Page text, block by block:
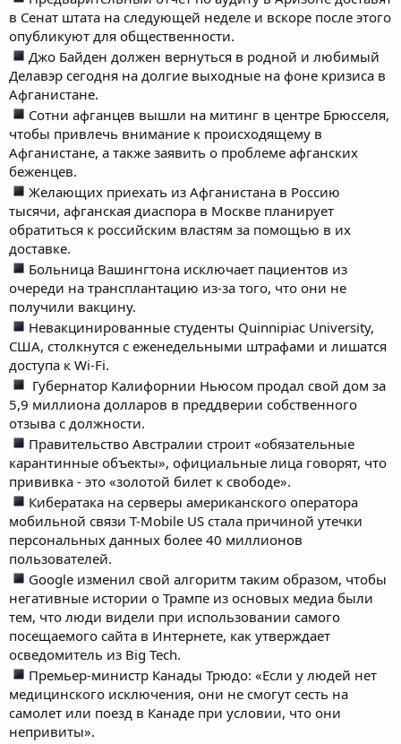
в Сенат штата на следующей неделе и вскоре после этого
опубликуют для общественности.
Джо Байден должен вернуться в родной и любимый
Делавэр сегодня на долгие выходные на фоне кризиса в
Афганистане.
Сотни афганцев вышли на митинг в центре Брюсселя,
чтобы привлечь внимание к происходящему в
Афганистане, а также заявить о проблеме афганских
беженцев.
Желающих приехать из Афганистана в Россию
тысячи, афганская диаспора в Москве планирует
обратиться к российским властям за помощью в их
доставке.
Больница Вашингтона исключает пациентов из
очереди на трансплантацию из-за того, что они не
получили вакцину.
Невакцинированные студенты Quinnipiac University,
США, столкнутся с еженедельными штрафами и лишатся
доступа к Wi-Fi.
Губернатор Калифорнии Ньюсом продал свой дом за
5,9 миллиона долларов в преддверии собственного
отзыва с должности.
Правительство Австралии строит «обязательные
карантинные объекты», официальные лица говорят, что
прививка - это «золотой билет к свободе».
Кибератака на серверы американского оператора
мобильной связи T-Mobile US стала причиной утечки
персональных данных более 40 миллионов
пользователей.
Google изменил свой алгоритм таким образом, чтобы
негативные истории о Трампе из основых медиа были
тем, что люди видели при использовании самого
посещаемого сайта в Интернете, как утверждает
осведомитель из Big Tech.
Премьер-министр Канады Трюдо: «Если у людей нет
медицинского исключения, они не смогут сесть на
самолет или поезд в Канаде при условии, что они
непривиты».